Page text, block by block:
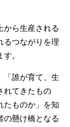
から生産される
るつながりを理
。
「誰が育て、生
れてきたもの
たものか」を知
の懸け橋となる